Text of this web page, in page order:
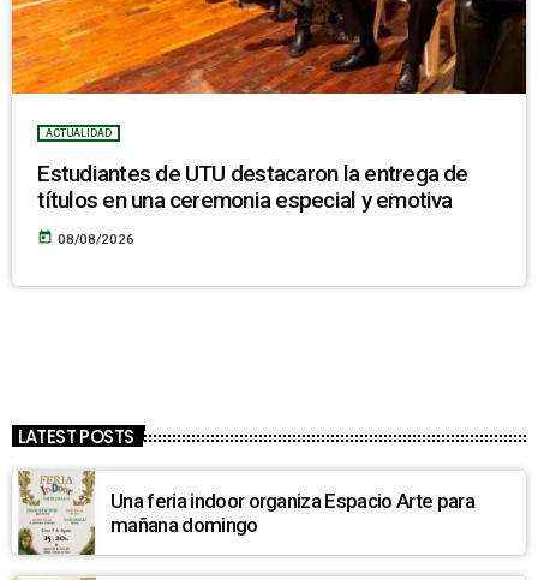
ACTUALIDAD
Estudiantes de UTU destacaron la entrega de
títulos en una ceremonia especial y emotiva
today 08/08/2026
LATEST POSTS
Una feria indoor organiza Espacio Arte para
mañana domingo